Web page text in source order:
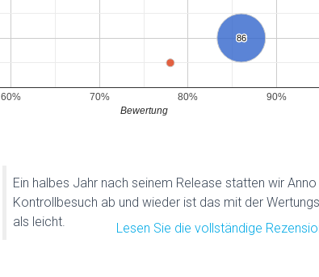
86
86
60% 70% 80% 90%
Bewertung
Ein halbes Jahr nach seinem Release statten wir
Kontrollbesuch ab und wieder ist das mit der
als leicht.
Lesen Sie die vollständige